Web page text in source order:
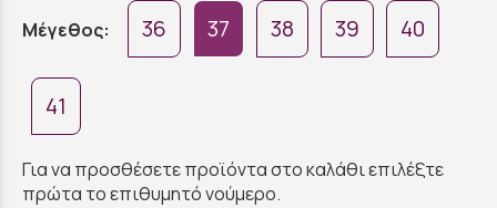
Μέγεθος: 36 37 38 39 40
41
Για να προσθέσετε προϊόντα στο καλάθι επιλέξτε
πρώτα το επιθυμητό νούμερο.